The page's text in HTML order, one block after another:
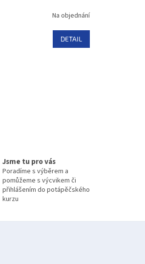
Na objednání
DETAIL
Jsme tu pro vás
Poradíme s výběrem a
pomůžeme s výcvikem či
přihlášením do potápěčského
kurzu